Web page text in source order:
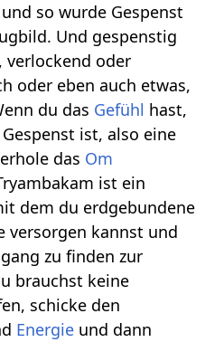
so wurde Gespenst
Und gespenstig
verlockend oder
oder eben auch etwas,
du das Gefühl hast,
ist, also eine
das Om
ist ein
dem du erdgebundene
versorgen kannst und
zu finden zur
brauchst keine
schicke den
Energie und dann